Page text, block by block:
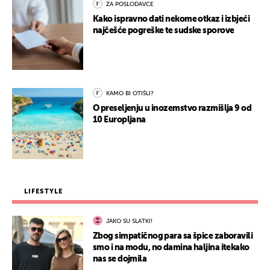
ZA POSLODAVCE
Kako ispravno dati nekome otkaz i izbjeći
najčešće pogreške te sudske sporove
KAMO BI OTIŠLI?
O preseljenju u inozemstvo razmišlja 9 od
10 Europljana
LIFESTYLE
JAKO SU SLATKI!
Zbog simpatičnog para sa špice zaboravili
smo i na modu, no damina haljina itekako
nas se dojmila